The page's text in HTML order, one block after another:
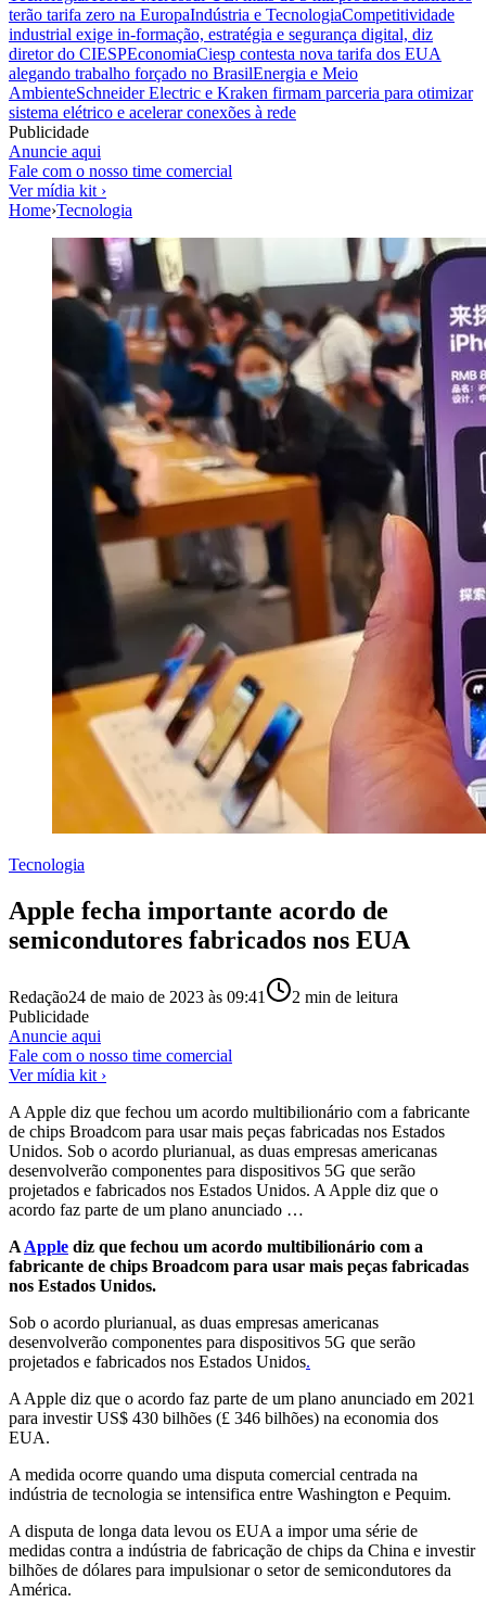
terão tarifa zero na EuropaIndústria e TecnologiaCompetitividade
industrial exige in-formação, estratégia e segurança digital, diz
diretor do CIESPEconomiaCiesp contesta nova tarifa dos EUA
alegando trabalho forçado no BrasilEnergia e Meio
AmbienteSchneider Electric e Kraken firmam parceria para otimizar
sistema elétrico e acelerar conexões à rede
Publicidade
Anuncie aqui
Fale com o nosso time comercial
Ver mídia kit ›
Home›Tecnologia
Tecnologia
Apple fecha importante acordo de
semicondutores fabricados nos EUA
Redação24 de maio de 2023 às 09:41 2 min de leitura
Publicidade
Anuncie aqui
Fale com o nosso time comercial
Ver mídia kit ›
A Apple diz que fechou um acordo multibilionário com a fabricante
de chips Broadcom para usar mais peças fabricadas nos Estados
Unidos. Sob o acordo plurianual, as duas empresas americanas
desenvolverão componentes para dispositivos 5G que serão
projetados e fabricados nos Estados Unidos. A Apple diz que o
acordo faz parte de um plano anunciado …
A Apple diz que fechou um acordo multibilionário com a
fabricante de chips Broadcom para usar mais peças fabricadas
nos Estados Unidos.
Sob o acordo plurianual, as duas empresas americanas
desenvolverão componentes para dispositivos 5G que serão
projetados e fabricados nos Estados Unidos.
A Apple diz que o acordo faz parte de um plano anunciado em 2021
para investir US$ 430 bilhões (£ 346 bilhões) na economia dos
EUA.
A medida ocorre quando uma disputa comercial centrada na
indústria de tecnologia se intensifica entre Washington e Pequim.
A disputa de longa data levou os EUA a impor uma série de
medidas contra a indústria de fabricação de chips da China e investir
bilhões de dólares para impulsionar o setor de semicondutores da
América.